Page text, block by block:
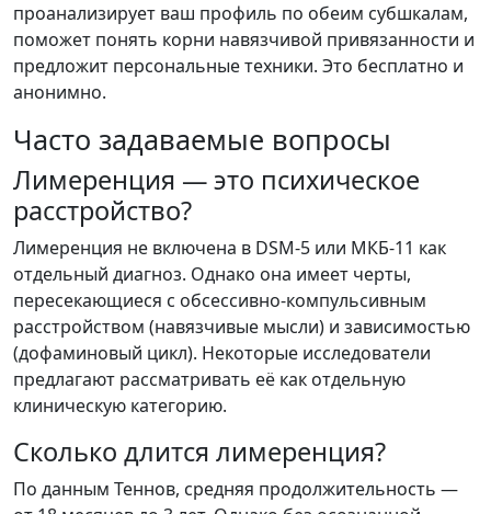
проанализирует ваш профиль по обеим субшкалам,
поможет понять корни навязчивой привязанности и
предложит персональные техники. Это бесплатно и
анонимно.
Часто задаваемые вопросы
Лимеренция — это психическое
расстройство?
Лимеренция не включена в DSM-5 или МКБ-11 как
отдельный диагноз. Однако она имеет черты,
пересекающиеся с обсессивно-компульсивным
расстройством (навязчивые мысли) и зависимостью
(дофаминовый цикл). Некоторые исследователи
предлагают рассматривать её как отдельную
клиническую категорию.
Сколько длится лимеренция?
По данным Теннов, средняя продолжительность —